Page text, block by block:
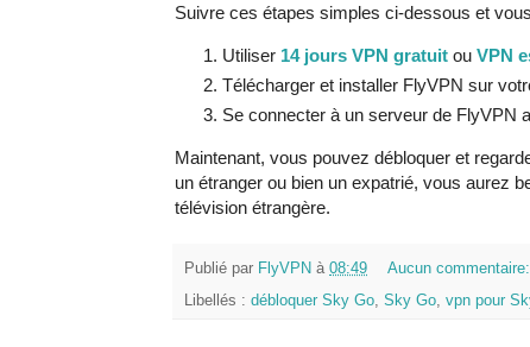
Suivre ces étapes simples ci-dessous et
Utiliser 14 jours VPN gratuit ou VPN
Télécharger et installer FlyVPN sur
Se connecter à un serveur de FlyVPN
Maintenant, vous pouvez débloquer et
un étranger ou bien un expatrié, vous aurez
télévision étrangère.
Publié par FlyVPN à 08:49
Aucun commentaire:
Libellés : débloquer Sky Go Sky Go vpn pour